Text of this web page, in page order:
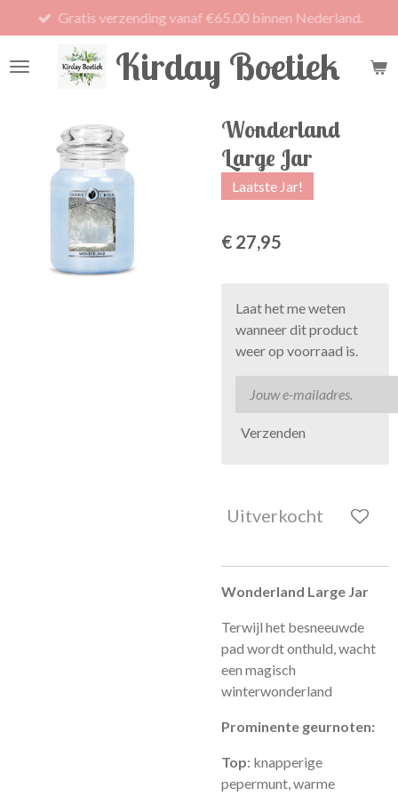
direct
naar
Kirday Boetiek
Gratis verzending vanaf €65,00 binnen Nederland.
Wonderland
Large Jar
Laatste Jar!
€ 27,95
Laat het me weten
wanneer dit product
weer op voorraad is.
Verzenden
Uitverkocht
Wonderland Large Jar
Terwijl het besneeuwde
pad wordt onthuld, wacht
een magisch
winterwonderland
Prominente geurnoten:
Top: knapperige
pepermunt, warme